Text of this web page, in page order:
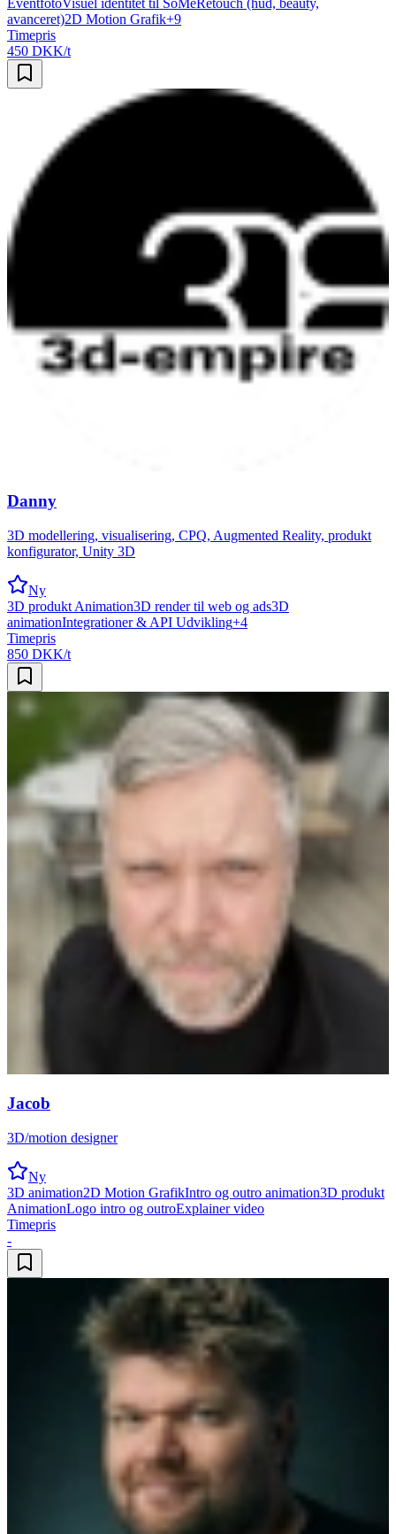
EventfotoVisuel identitet til SoMeRetouch (hud, beauty,
avanceret)2D Motion Grafik+9
Timepris
450 DKK/t
Danny
3D modellering, visualisering, CPQ, Augmented Reality, produkt
konfigurator, Unity 3D
Ny
3D produkt Animation3D render til web og ads3D
animationIntegrationer & API Udvikling+4
Timepris
850 DKK/t
Jacob
3D/motion designer
Ny
3D animation2D Motion GrafikIntro og outro animation3D produkt
AnimationLogo intro og outroExplainer video
Timepris
-